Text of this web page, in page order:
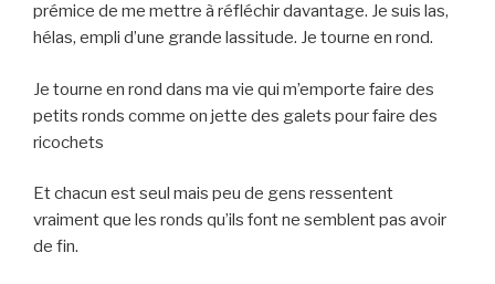
prémice de me mettre à réfléchir davantage. Je suis las,
hélas, empli d’une grande lassitude. Je tourne en rond.
Je tourne en rond dans ma vie qui m’emporte faire des
petits ronds comme on jette des galets pour faire des
ricochets
Et chacun est seul mais peu de gens ressentent
vraiment que les ronds qu’ils font ne semblent pas avoir
de fin.